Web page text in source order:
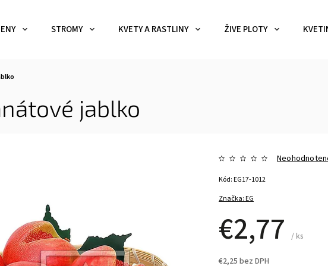
STROMY KVETY A RASTLINY ŽIVE PLOTY
jablko
Značka:EG
€2,77/ ks
€2,25 bez DPH
Kód:EG17-1012